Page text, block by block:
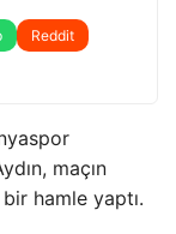
Reddit
maçın
hamle yaptı.